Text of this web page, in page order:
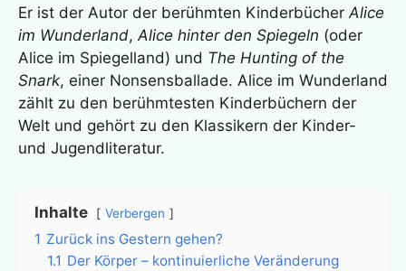
Er ist der Autor der berühmten KinderbücherAlice
im Wunderland,Alice hinter den Spiegeln (oder
Alice im Spiegelland) und The Hunting of the
Snark, einer Nonsensballade. Alice im Wunderland
zählt zu den berühmtesten Kinderbüchern der
Welt und gehört zu den Klassikern der Kinder-
und Jugendliteratur.
Inhalte Verbergen
1 Zurück ins Gestern gehen?
1.1 Der Körper – kontinuierliche Veränderung